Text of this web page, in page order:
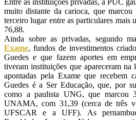
Entre as instituições privadas, a PUC
muito distante da carioca, que
terceiro lugar entre as particulares mais
76,88.
Ainda sobre as privadas, segundo
Exame, fundos de investimentos
Guedes e que fazem aportes em
tiveram instituições que apareceram na
apontadas pela Exame que recebem
Guedes é a Ser Educação, que, por
como a paulista UNG, que marcou
UNAMA, com 31,39 (cerca de três
UFSCAR e a UFF). As